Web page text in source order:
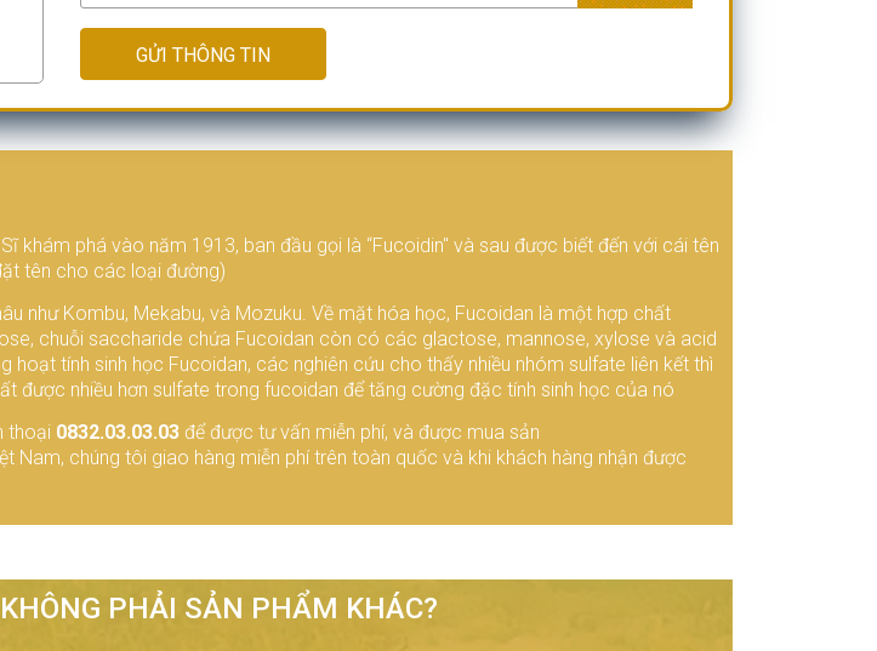
GỬI THÔNG TIN
phá vào năm 1913, ban đầu gọi là “Fucoidin" và sau được biết đến với cái tên
tên cho các loại đường)
như Kombu, Mekabu, và Mozuku. Về mặt hóa học, Fucoidan là một hợp chất
chuỗi saccharide chứa Fucoidan còn có các glactose, mannose, xylose và acid
tính sinh học Fucoidan, các nghiên cứu cho thấy nhiều nhóm sulfate liên kết thì
được nhiều hơn sulfate trong fucoidan để tăng cường đặc tính sinh học của nó
thoại 0832.03.03.03để được tư vấn miễn phí, và được mua sản
Nam, chúng tôi giao hàng miễn phí trên toàn quốc và khi khách hàng nhận được
PHẢI SẢN PHẨM KHÁC?